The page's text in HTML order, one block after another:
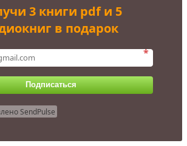
3 книги pdf и 5
в подарок
*
Подписаться
SendPulse